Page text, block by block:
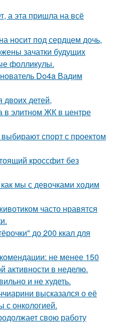
а эта пришла на всё
носит под сердцем дочь,
зачатки будущих
фолликулы.
Do4a Вадим
двоих детей,
в элитном ЖК в центре
спорт с проектом
кроссфит без
мы с девочками ходим
часто нравятся
до 200 ккал для
не менее 150
активности в неделю.
и не худеть.
высказался о её
с онкологией.
свою работу